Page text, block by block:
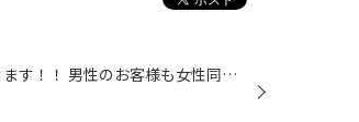
本日は、女性のお客様はメンテナンス品がお安くなります！！ 男性のお客様も女性同伴ならOK！！ そして レディースデイ限定企画として、 商品をご購入いただいた女性のお客様に粗品をプレゼント！！ 普段、お車のメンテナンスをされていない 女性の方がいらっしゃいましたら、 是非ご来店ください！...